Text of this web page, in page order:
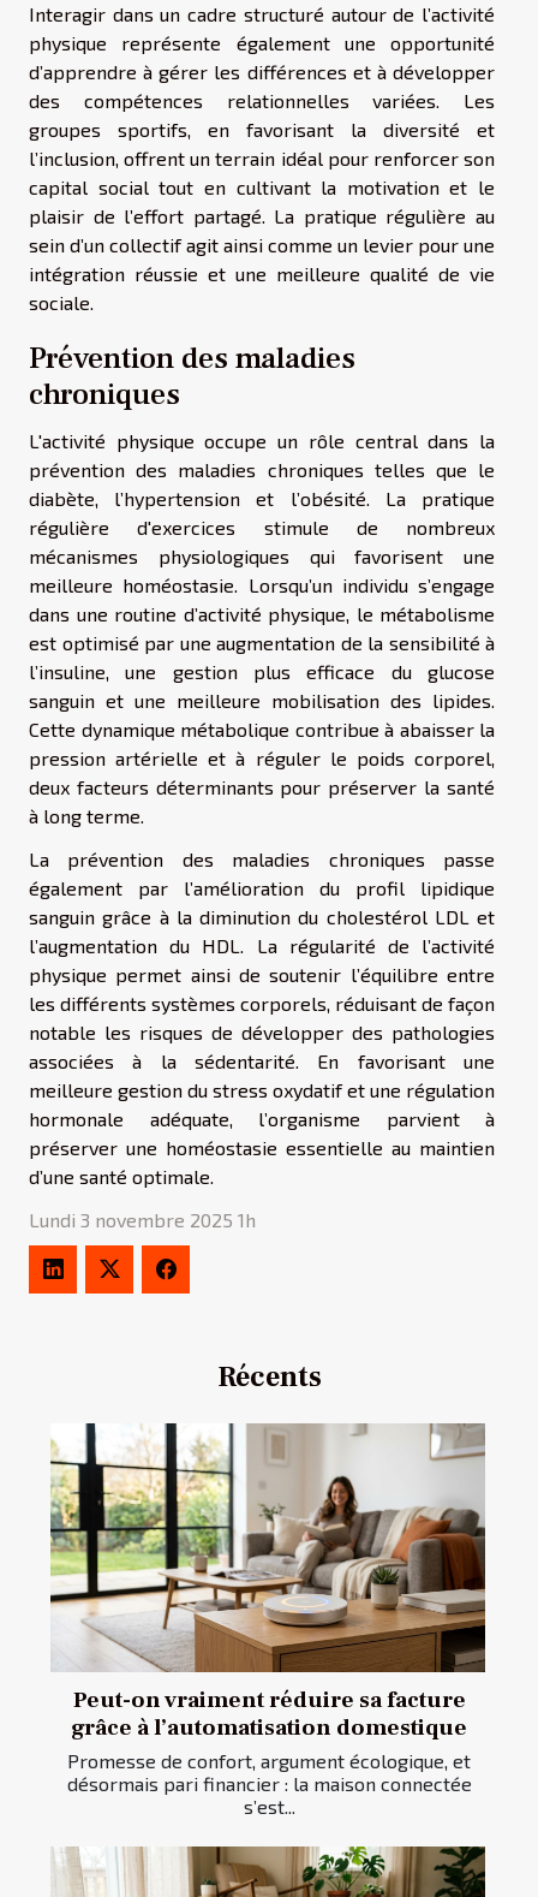
Interagir dans un cadre structuré autour de l’activité
physique représente également une opportunité
d’apprendre à gérer les différences et à développer
des compétences relationnelles variées. Les
groupes sportifs, en favorisant la diversité et
l’inclusion, offrent un terrain idéal pour renforcer son
capital social tout en cultivant la motivation et le
plaisir de l’effort partagé. La pratique régulière au
sein d’un collectif agit ainsi comme un levier pour une
intégration réussie et une meilleure qualité de vie
sociale.
Prévention des maladies
chroniques
L'activité physique occupe un rôle central dans la
prévention des maladies chroniques telles que le
diabète, l’hypertension et l’obésité. La pratique
régulière d'exercices stimule de nombreux
mécanismes physiologiques qui favorisent une
meilleure homéostasie. Lorsqu’un individu s’engage
dans une routine d’activité physique, le métabolisme
est optimisé par une augmentation de la sensibilité à
l’insuline, une gestion plus efficace du glucose
sanguin et une meilleure mobilisation des lipides.
Cette dynamique métabolique contribue à abaisser la
pression artérielle et à réguler le poids corporel,
deux facteurs déterminants pour préserver la santé
à long terme.
La prévention des maladies chroniques passe
également par l’amélioration du profil lipidique
sanguin grâce à la diminution du cholestérol LDL et
l’augmentation du HDL. La régularité de l’activité
physique permet ainsi de soutenir l’équilibre entre
les différents systèmes corporels, réduisant de façon
notable les risques de développer des pathologies
associées à la sédentarité. En favorisant une
meilleure gestion du stress oxydatif et une régulation
hormonale adéquate, l’organisme parvient à
préserver une homéostasie essentielle au maintien
d’une santé optimale.
Lundi 3 novembre 2025 1h
Récents
Peut-on vraiment réduire sa facture
grâce à l’automatisation domestique
Promesse de confort, argument écologique, et
désormais pari financier : la maison connectée
s’est...